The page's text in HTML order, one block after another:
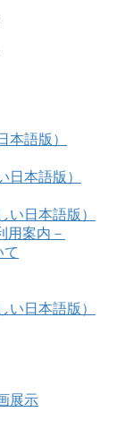
本語版）
日本語版）
い日本語版）
物館利用案内－
て
い日本語版）
展示